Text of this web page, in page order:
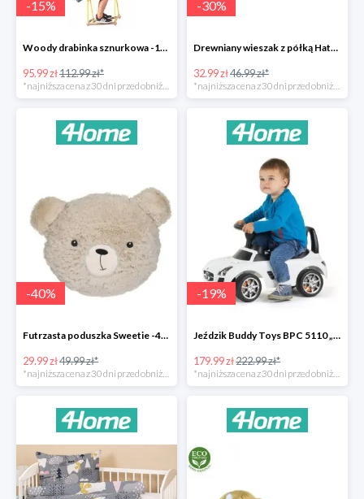
-15%
Woody drabinka sznurkowa -15%
95.99 zł112.99 zł*
-30%
Drewniany wieszak z półką Hatu, kot -30%
32.99 zł46.99 zł*
-40%
Futrzasta poduszka Sweetie -40%
29.99 zł49.99 zł*
*najniższa cena z 30 dni przed obniżką
-19%
Jeździk Buddy Toys BPC 5110 „Mercedes Benz SLS” -20%
179.99 zł222.99 zł*
*najniższa cena z 30 dni przed obniżką